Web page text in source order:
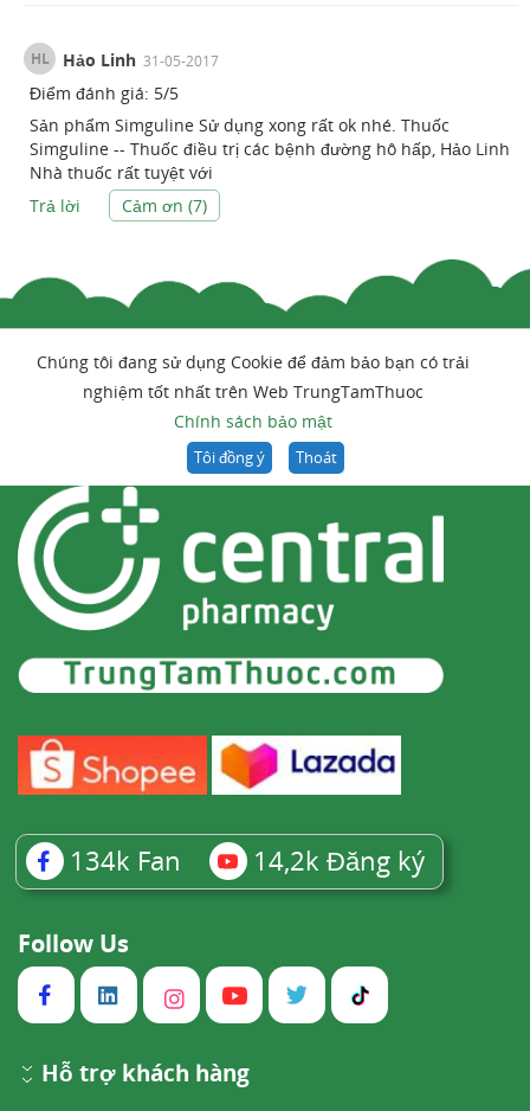
HL Hảo Linh 31-05-2017
Điểm đánh giá: 5/5
Sản phẩm Simguline Sử dụng xong rất ok nhé. Thuốc
Simguline -- Thuốc điều trị các bệnh đường hô hấp, Hảo Linh
Nhà thuốc rất tuyệt với
Trả lời
Cảm ơn (7)
Chúng tôi đang sử dụng Cookie để đảm bảo bạn có trải
nghiệm tốt nhất trên Web TrungTamThuoc
Chính sách bảo mật
Tôi đồng ý Thoát
134k Fan 14,2k Đăng ký
Follow Us
Hỗ trợ khách hàng